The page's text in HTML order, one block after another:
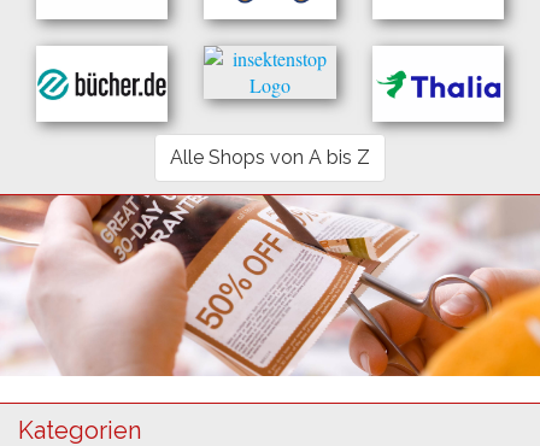
Alle Shops von A bis Z
Kategorien